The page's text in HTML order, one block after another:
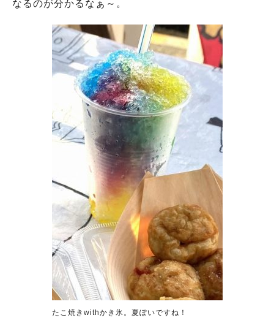
なるのが分かるなぁ～。
たこ焼きwithかき氷。夏ぽいですね！